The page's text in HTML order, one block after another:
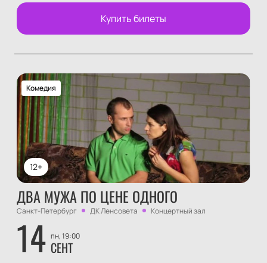
Купить билеты
12+
Комедия
ДВА МУЖА ПО ЦЕНЕ ОДНОГО
Санкт-Петербург ДК Ленсовета Концертный зал
14 пн, 19:00
СЕНТ